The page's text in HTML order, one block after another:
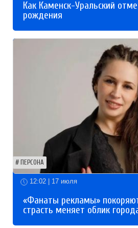
Как Каменск-Уральский
рождения
ПЕРСОНА
12:02 | 17 июля
«Фанаты рекламы»
страсть меняет облик